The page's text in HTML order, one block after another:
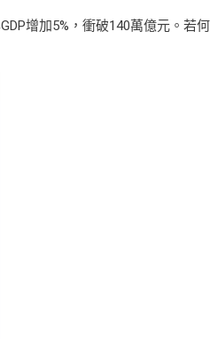
增加5%，衝破140萬億元。若